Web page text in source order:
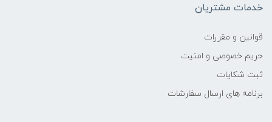
خدمات مشتریان
قوانین و مقررات
حریم خصوصی و امنیت
ثبت شکایات
برنامه های ارسال سفارشات